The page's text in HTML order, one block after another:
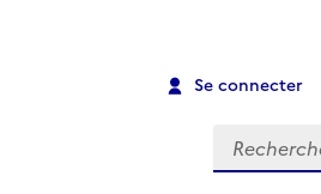
Se connecter
Recherche